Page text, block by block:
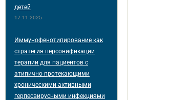
детей
17.11.2025
Иммунофенотипирование как
стратегия персонификации
терапии для пациентов с
атипично протекающими
хроническими активными
герпесвирусными инфекциями